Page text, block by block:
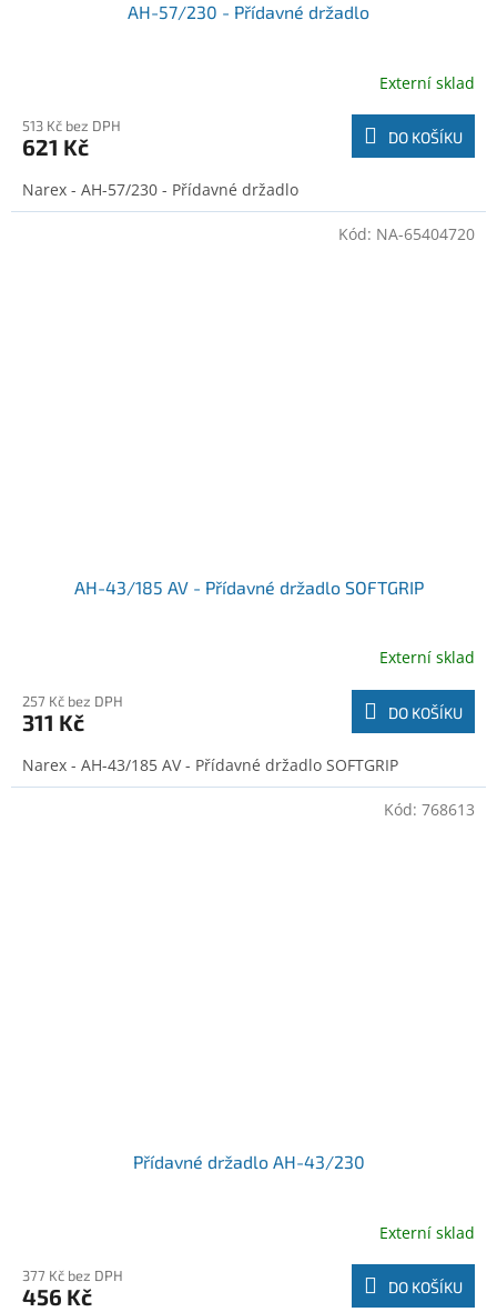
AH-57/230 - Přídavné držadlo
Externí sklad
513 Kč bez DPH
621 Kč DO KOŠÍKU
Narex - AH-57/230 - Přídavné držadlo
AH-43/185 AV - Přídavné držadlo SOFTGRIP
Externí sklad
257 Kč bez DPH
311 Kč DO KOŠÍKU
Narex - AH-43/185 AV - Přídavné držadlo SOFTGRIP
Kód: NA-65404720
Přídavné držadlo AH-43/230
Externí sklad
377 Kč bez DPH
456 Kč DO KOŠÍKU
Kód: 768613